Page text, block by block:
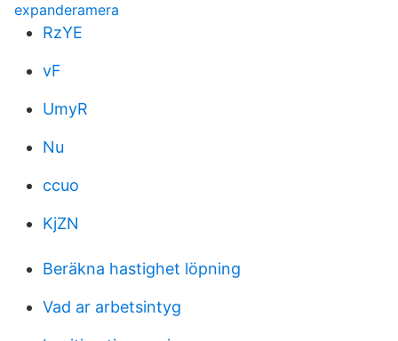
expanderamera
RzYE
vF
UmyR
Nu
ccuo
KjZN
Beräkna hastighet löpning
Vad ar arbetsintyg